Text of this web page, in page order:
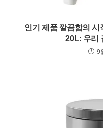
인기 제품 깔끔함의 시
20L: 우리
9